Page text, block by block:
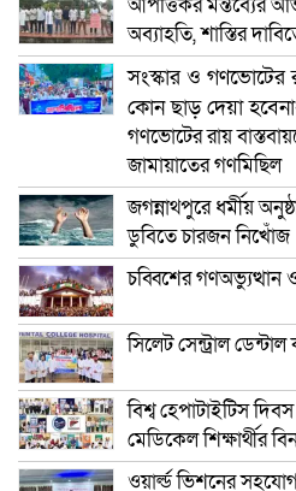
অব্যাহতি, শাস্তির
সংস্কার ও গণভোটের
কোন ছাড় দেয়া
গণভোটের রায়
জামায়াতের গণমিছিল
জগন্নাথপুরে ধর্মীয়
ডুবিতে চারজন নিখোঁজ
চব্বিশের গণঅভ্যুত্থান
সিলেট সেন্ট্রাল
বিশ্ব হেপাটাইটিস
মেডিকেল শিক্ষার্থীর
ওয়ার্ল্ড ভিশনের